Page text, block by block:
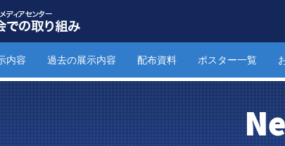
内容 過去の展示内容 配布資料 ポスター一覧